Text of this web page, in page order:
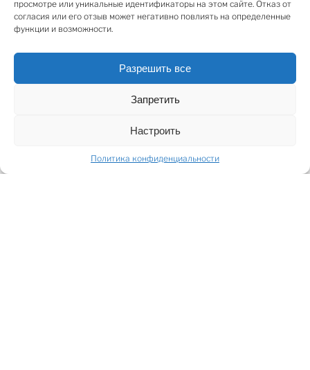
просмотре или уникальные идентификаторы на этом сайте. Отказ от
согласия или его отзыв может негативно повлиять на определенные
функции и возможности.
Разрешить все
Запретить
Настроить
Политика конфиденциальности
меблирован и оснащён современной бытовой
техникой. Для внутренней отделки дома
использованы высококачественные материалы.
Около дома обустроена обширная зелёная
территория (4778 м2) с зоной отдыха и навесом для
организации пикников. Есть свой прямой выход к
морю. Роскошь и пространство, утончённость и
необходимо для Вас и Вашей семьи!